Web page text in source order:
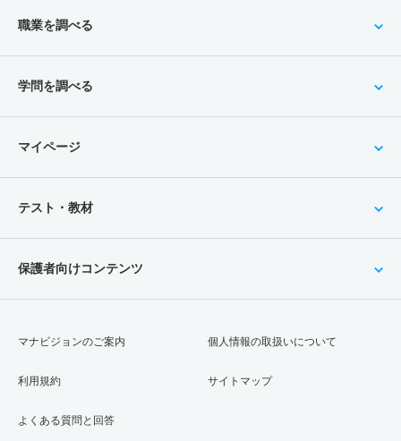
職業を調べる
学問を調べる
マイページ
テスト・教材
保護者向けコンテンツ
マナビジョンのご案内
利用規約
よくある質問と回答
個人情報の取扱いについて
サイトマップ